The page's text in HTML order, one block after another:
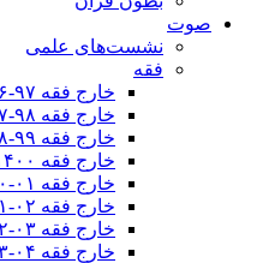
صوت
نشست‌های علمی
فقه
خارج فقه ۹۷-۱۳۹۶
خارج فقه ۹۸-۱۳۹۷
خارج فقه ۹۹-۱۳۹۸
خارج فقه ۱۴۰۰-۱۳۹۹
خارج فقه ۰۱-۱۴۰۰
خارج فقه ۰۲-۱۴۰۱
خارج فقه ۰۳-۱۴۰۲
خارج فقه ۰۴-۱۴۰۳